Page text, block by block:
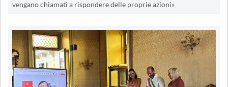
vengano chiamati a rispondere delle proprie azioni»